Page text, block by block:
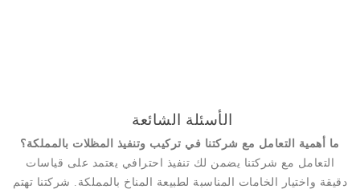
الأسئلة الشائعة
ما أهمية التعامل مع شركتنا في تركيب وتنفيذ المظلات بالمملكة؟
التعامل مع شركتنا يضمن لك تنفيذ احترافي يعتمد على قياسات
دقيقة واختيار الخامات المناسبة لطبيعة المناخ بالمملكة. شركتنا تهتم